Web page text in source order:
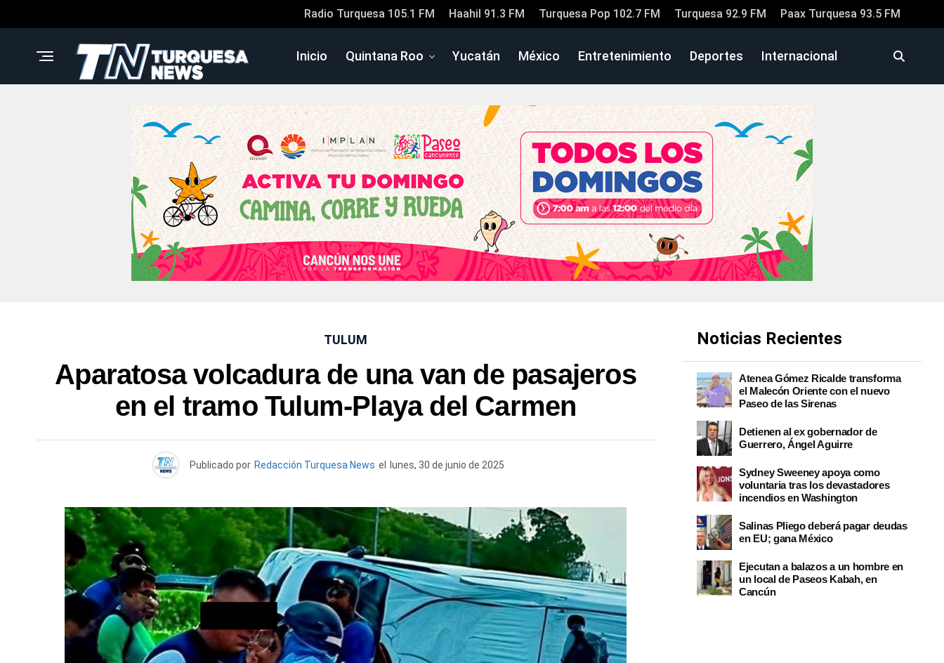
Radio Turquesa 105.1 FM Haahil 91.3 FM Turquesa Pop 102.7 FM Turquesa 92.9 FM Paax Turquesa 93.5 FM
Inicio Quintana Roo Yucatán México Entretenimiento Deportes Internacional
TULUM
Aparatosa volcadura de una van de pasajeros
en el tramo Tulum-Playa del Carmen
Publicado por Redacción Turquesa News el lunes, 30 de junio de 2025
Noticias Recientes
Atenea Gómez Ricalde transforma
el Malecón Oriente con el nuevo
Paseo de las Sirenas
Detienen al ex gobernador de
Guerrero, Ángel Aguirre
Sydney Sweeney apoya como
voluntaria tras los devastadores
incendios en Washington
Salinas Pliego deberá pagar deudas
en EU; gana México
Ejecutan a balazos a un hombre en
un local de Paseos Kabah, en
Cancún